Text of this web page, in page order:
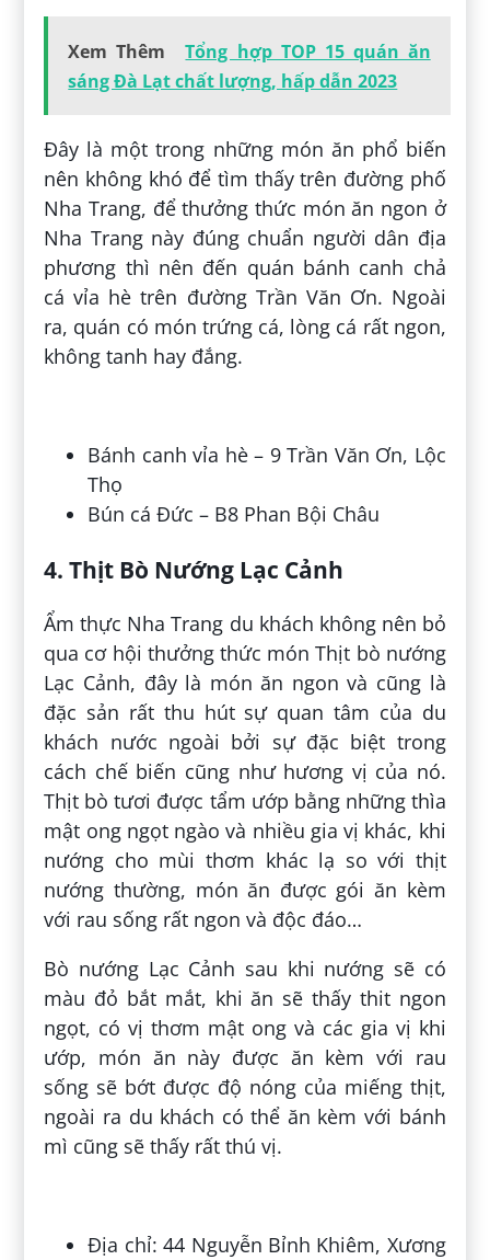
Xem Thêm
Tổng hợp TOP 15 quán ăn
sáng Đà Lạt chất lượng, hấp dẫn 2023
Đây là một trong những món ăn phổ biến
nên không khó để tìm thấy trên đường phố
Nha Trang, để thưởng thức món ăn ngon ở
Nha Trang này đúng chuẩn người dân địa
phương thì nên đến quán bánh canh chả
cá vỉa hè trên đường Trần Văn Ơn. Ngoài
ra, quán có món trứng cá, lòng cá rất ngon,
không tanh hay đắng.
Bánh canh vỉa hè – 9 Trần Văn Ơn, Lộc
Thọ
Bún cá Đức – B8 Phan Bội Châu
4. Thịt Bò Nướng Lạc Cảnh
Ẩm thực Nha Trang du khách không nên bỏ
qua cơ hội thưởng thức món Thịt bò nướng
Lạc Cảnh, đây là món ăn ngon và cũng là
đặc sản rất thu hút sự quan tâm của du
khách nước ngoài bởi sự đặc biệt trong
cách chế biến cũng như hương vị của nó.
Thịt bò tươi được tẩm ướp bằng những thìa
mật ong ngọt ngào và nhiều gia vị khác, khi
nướng cho mùi thơm khác lạ so với thịt
nướng thường, món ăn được gói ăn kèm
với rau sống rất ngon và độc đáo…
Bò nướng Lạc Cảnh sau khi nướng sẽ có
màu đỏ bắt mắt, khi ăn sẽ thấy thit ngon
ngọt, có vị thơm mật ong và các gia vị khi
ướp, món ăn này được ăn kèm với rau
sống sẽ bớt được độ nóng của miếng thịt,
ngoài ra du khách có thể ăn kèm với bánh
mì cũng sẽ thấy rất thú vị.
Địa chỉ: 44 Nguyễn Bỉnh Khiêm, Xương